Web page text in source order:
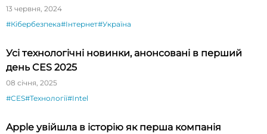
13 червня, 2024
#Кібербезпека#Інтернет#Україна
Усі технологічні новинки, анонсовані в перший
день CES 2025
08 січня, 2025
#CES#Технології#Intel
Apple увійшла в історію як перша компанія